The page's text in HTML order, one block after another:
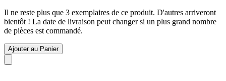
Il ne reste plus que 3 exemplaires de ce produit. D'autres arriveront
bientôt ! La date de livraison peut changer si un plus grand nombre
de pièces est commandé.
Ajouter au Panier